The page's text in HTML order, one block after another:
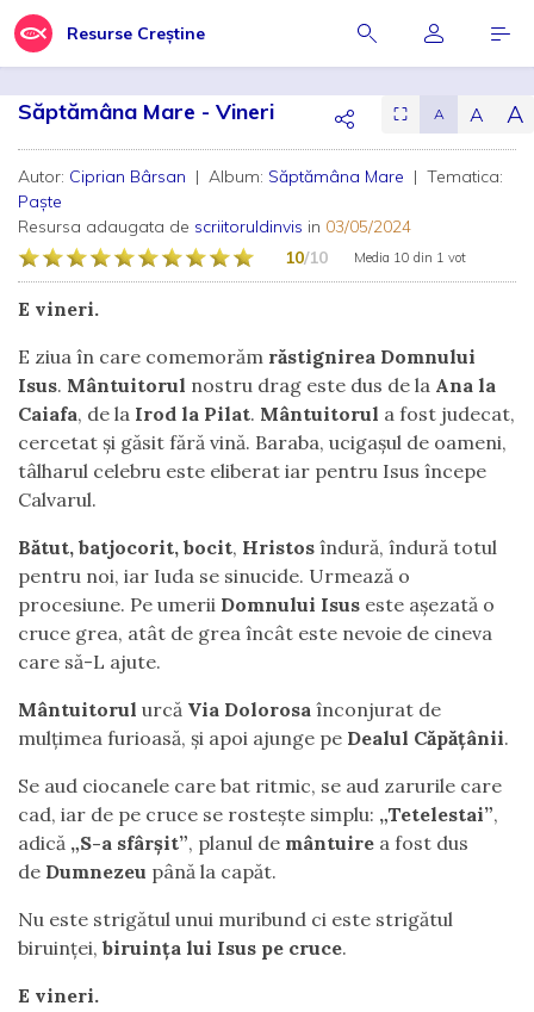
Resurse Creștine
Săptămâna Mare - Vineri ⛶ A A A
Autor: Ciprian Bârsan | Album: Săptămâna Mare | Tematica:
Paște
Resursa adaugata de scriitoruldinvis in 03/05/2024
10/10 Media 10 din 1 vot
E vineri.
E ziua în care comemorăm răstignirea Domnului
Isus. Mântuitorul nostru drag este dus de la Ana la
Caiafa, de la Irod la Pilat. Mântuitorul a fost judecat,
cercetat și găsit fără vină. Baraba, ucigașul de oameni,
tâlharul celebru este eliberat iar pentru Isus începe
Calvarul.
Bătut, batjocorit, bocit, Hristos îndură, îndură totul
pentru noi, iar Iuda se sinucide. Urmează o
procesiune. Pe umerii Domnului Isus este așezată o
cruce grea, atât de grea încât este nevoie de cineva
care să-L ajute.
Mântuitorul urcă Via Dolorosa înconjurat de
mulțimea furioasă, și apoi ajunge pe Dealul Căpățânii.
Se aud ciocanele care bat ritmic, se aud zarurile care
cad, iar de pe cruce se rostește simplu: „Tetelestai”,
adică „S-a sfârșit”, planul de mântuire a fost dus
de Dumnezeu până la capăt.
Nu este strigătul unui muribund ci este strigătul
biruinței, biruința lui Isus pe cruce.
E vineri.